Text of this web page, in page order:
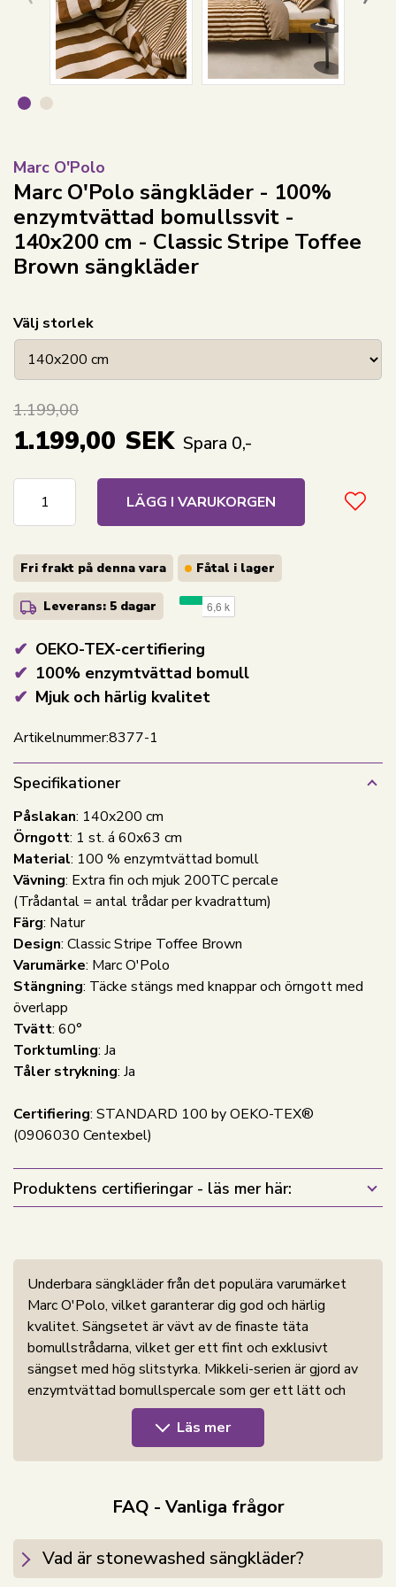
Marc O'Polo
Marc O'Polo sängkläder - 100%
enzymtvättad bomullssvit -
140x200 cm - Classic Stripe Toffee
Brown sängkläder
OEKO-TEX-certifiering
100% enzymtvättad bomull
Mjuk och härlig kvalitet
Välj storlek
1.199,00
1.199,00 SEK Spara 0,-
LÄGG I VARUKORGEN
Fri frakt på denna vara Fåtal i lager
Leverans: 5 dagar
Artikelnummer:8377-1
Specifikationer
Påslakan: 140x200 cm
Örngott: 1 st. á 60x63 cm
Material: 100 % enzymtvättad bomull
Vävning: Extra fin och mjuk 200TC percale
(Trådantal = antal trådar per kvadrattum)
Färg: Natur
Design: Classic Stripe Toffee Brown
Varumärke: Marc O'Polo
Stängning: Täcke stängs med knappar och örngott med
överlapp
Tvätt: 60°
Torktumling: Ja
Tåler strykning: Ja
Certifiering: STANDARD 100 by OEKO-TEX®
(0906030 Centexbel)
Produktens certifieringar - läs mer här:
Underbara sängkläder från det populära varumärket
Marc O'Polo, vilket garanterar dig god och härlig
kvalitet. Sängsetet är vävt av de finaste täta
bomullstrådarna, vilket ger ett fint och exklusivt
sängset med hög slitstyrka. Mikkeli-serien är gjord av
enzymtvättad bomullspercale som ger ett lätt och
mycket mjukt sängset. Marc O'Polo sängkläder är
färgäkta vilket betyder att de behåller sin färg efter
Köp lätta örngott till dina extra kuddar här
Marc O'Polo är mest känd för sina klassiska kläder för
Läs mer
FAQ - Vanliga frågor
Vad är stonewashed sängkläder?